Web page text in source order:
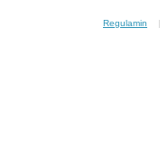
Regulamin |